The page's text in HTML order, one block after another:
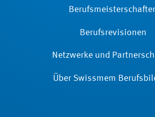
Berufsrevisionen
Netzwerke und
Über Swissmem